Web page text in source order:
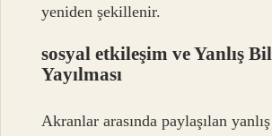
yeniden şekillenir.
sosyal etkileşim ve Yanlış
Yayılması
Akranlar arasında paylaşılan